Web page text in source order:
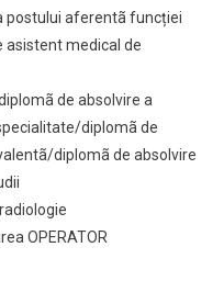
postului aferentã funcției
asistent medical de
de absolvire a
diplomã de
diplomã de absolvire
OPERATOR